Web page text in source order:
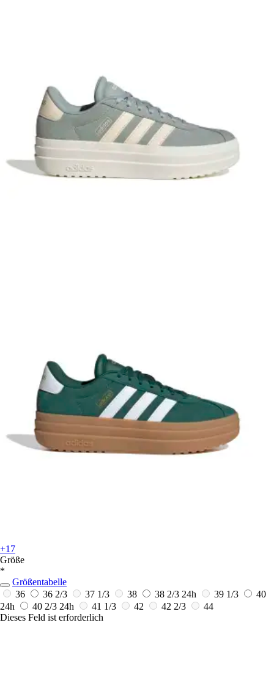
+17
Größe
*
Größentabelle
36
36 2/3 37 1/3 38 38 2/3 24h 39 1/3
40
24h
40 2/3 24h 41 1/3 42 42 2/3
44
Dieses Feld ist erforderlich